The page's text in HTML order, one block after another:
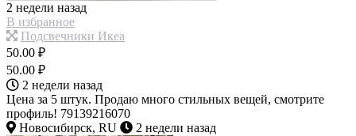
2 недели назад
В избранное
Подсвечники Икеа
50.00 ₽
50.00 ₽
2 недели назад
Цена за 5 штук. Продаю много стильных вещей, смотрите
профиль! 79139216070
Новосибирск, RU
2 недели назад